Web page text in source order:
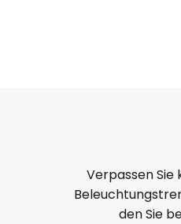
Verpassen Sie
den Sie